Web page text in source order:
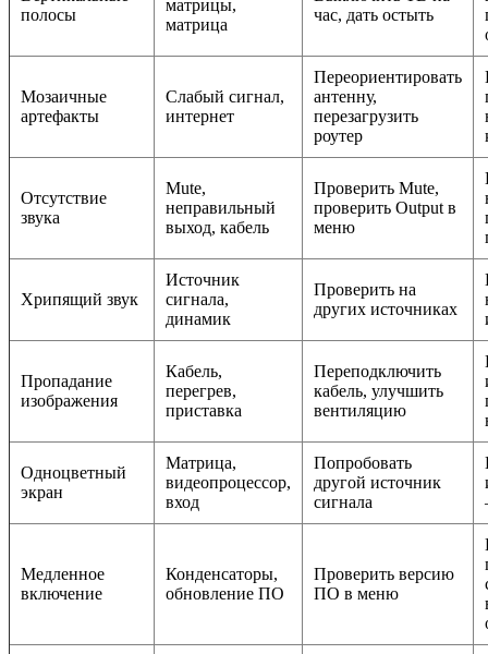
полосы
матрицы,
матрица
час, дать остыть
Мозаичные
артефакты
Слабый сигнал,
интернет
Переориентировать
антенну,
перезагрузить
роутер
Отсутствие
звука
Mute,
неправильный
выход, кабель
Проверить Mute,
проверить Output в
меню
Хрипящий звук
Источник
сигнала,
динамик
Проверить на
других источниках
Пропадание
изображения
Кабель,
перегрев,
приставка
Переподключить
кабель, улучшить
вентиляцию
Одноцветный
экран
Матрица,
видеопроцессор,
вход
Попробовать
другой источник
сигнала
Медленное
включение
Конденсаторы,
обновление ПО
Проверить версию
ПО в меню